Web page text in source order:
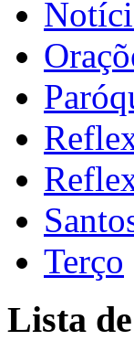
Terço
Lista